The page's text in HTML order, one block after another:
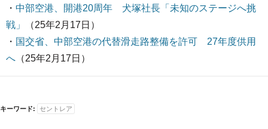
・ 中部空港、開港20周年 犬塚社長「未知のステージへ挑
戦」
（25年2月17日）
・ 国交省、中部空港の代替滑走路整備を許可 27年度供用
へ （25年2月17日）
キーワード: セントレア